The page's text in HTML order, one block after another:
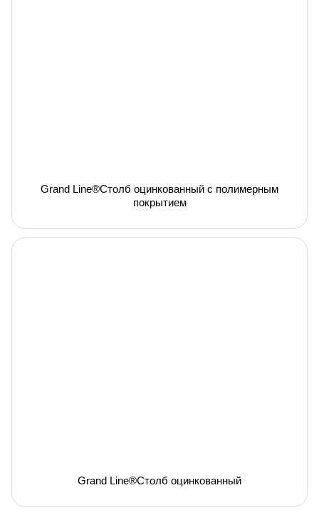
Grand Line®Столб оцинкованный с полимерным
покрытием
Grand Line®Столб оцинкованный